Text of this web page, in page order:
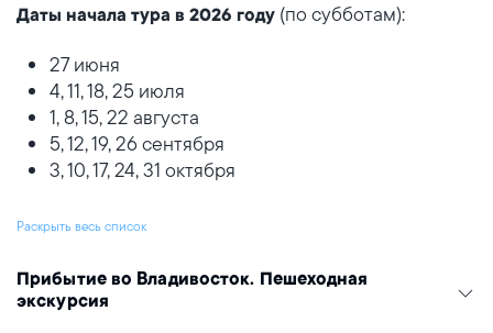
Даты начала тура в 2026 году (по субботам):
27 июня
4, 11, 18, 25 июля
1, 8, 15, 22 августа
5, 12, 19, 26 сентября
3, 10, 17, 24, 31 октября
Раскрыть весь список
Прибытие во Владивосток. Пешеходная
экскурсия